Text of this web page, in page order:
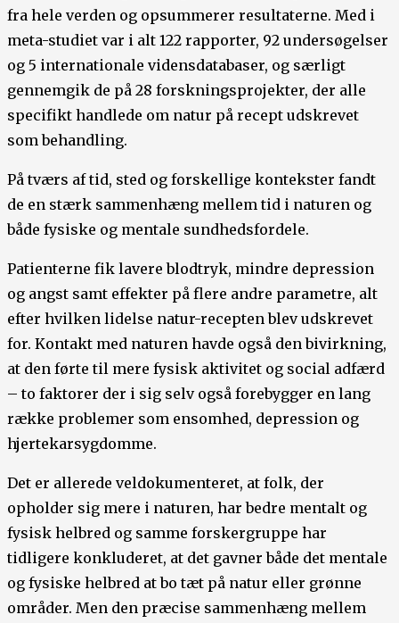
fra hele verden og opsummerer resultaterne. Med i
meta-studiet var i alt 122 rapporter, 92 undersøgelser
og 5 internationale vidensdatabaser, og særligt
gennemgik de på 28 forskningsprojekter, der alle
specifikt handlede om natur på recept udskrevet
som behandling.
På tværs af tid, sted og forskellige kontekster fandt
de en stærk sammenhæng mellem tid i naturen og
både fysiske og mentale sundhedsfordele.
Patienterne fik lavere blodtryk, mindre depression
og angst samt effekter på flere andre parametre, alt
efter hvilken lidelse natur-recepten blev udskrevet
for. Kontakt med naturen havde også den bivirkning,
at den førte til mere fysisk aktivitet og social adfærd
– to faktorer der i sig selv også forebygger en lang
række problemer som ensomhed, depression og
hjertekarsygdomme.
Det er allerede veldokumenteret, at folk, der
opholder sig mere i naturen, har bedre mentalt og
fysisk helbred og samme forskergruppe har
tidligere konkluderet, at det gavner både det mentale
og fysiske helbred at bo tæt på natur eller grønne
områder. Men den præcise sammenhæng mellem